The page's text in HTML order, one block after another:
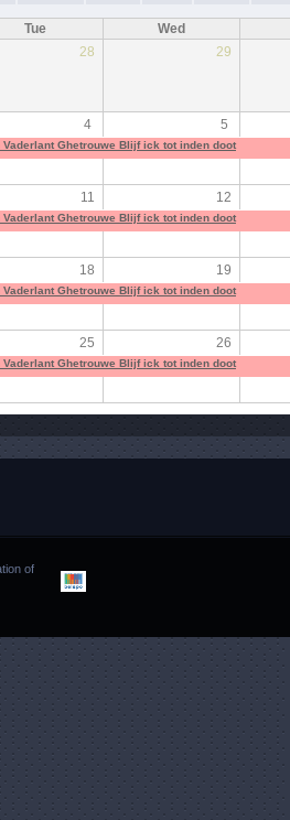
Tue
Wed
28 29
4 5
Vaderlant Ghetrouwe Blijf ick tot inden doot
11 12
Vaderlant Ghetrouwe Blijf ick tot inden doot
18 19
Vaderlant Ghetrouwe Blijf ick tot inden doot
25 26
Vaderlant Ghetrouwe Blijf ick tot inden doot
of